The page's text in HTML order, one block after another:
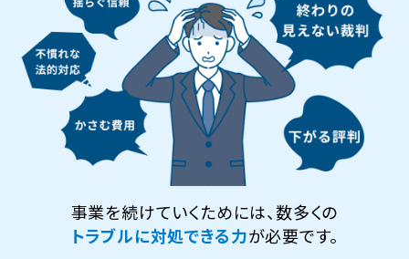
事業を続けていくためには、数多くの
トラブルに対処できる力が必要です。